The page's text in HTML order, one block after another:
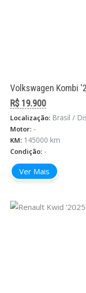
Volkswagen Kombi
R$ 19.900
Localização: Brasil /
Motor: -
KM: 145000 km
Condição: -
Ver Mais